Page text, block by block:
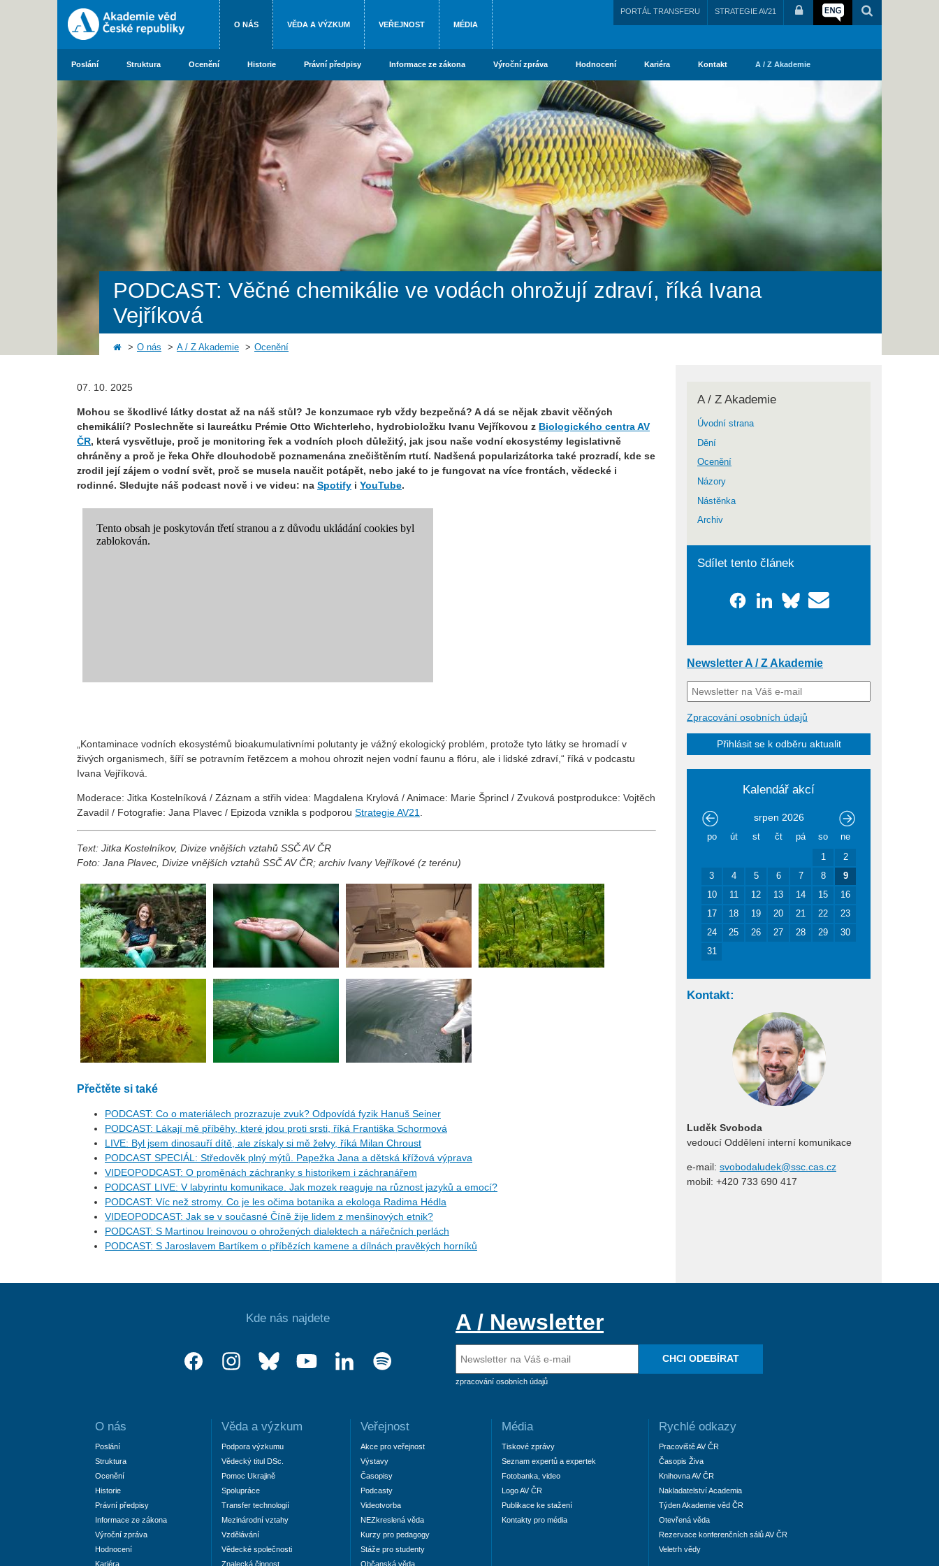
O NÁS VĚDA A VÝZKUM VEŘEJNOST MÉDIA
PORTÁL TRANSFERU STRATEGIE AV21
Poslání Struktura Ocenění Historie Právní předpisy Informace ze zákona Výroční zpráva Hodnocení Kariéra Kontakt A / Z Akademie
PODCAST: Věčné chemikálie ve vodách ohrožují zdraví, říká Ivana
Vejříková
O nás A / Z Akademie Ocenění
07. 10. 2025
Mohou se škodlivé látky dostat až na náš stůl? Je konzumace ryb vždy bezpečná? A dá se nějak zbavit věčných
chemikálií? Poslechněte si laureátku Prémie Otto Wichterleho, hydrobioložku Ivanu Vejříkovou z Biologického centra AV
ČR, která vysvětluje, proč je monitoring řek a vodních ploch důležitý, jak jsou naše vodní ekosystémy legislativně
chráněny a proč je řeka Ohře dlouhodobě poznamenána znečištěním rtutí. Nadšená popularizátorka také prozradí, kde se
zrodil její zájem o vodní svět, proč se musela naučit potápět, nebo jaké to je fungovat na více frontách, vědecké i
rodinné. Sledujte náš podcast nově i ve videu: na Spotify i YouTube.
„Kontaminace vodních ekosystémů bioakumulativními polutanty je vážný ekologický problém, protože tyto látky se hromadí v
živých organismech, šíří se potravním řetězcem a mohou ohrozit nejen vodní faunu a flóru, ale i lidské zdraví,“ říká v podcastu
Ivana Vejříková.
Moderace: Jitka Kostelníková / Záznam a střih videa: Magdalena Krylová / Animace: Marie Šprincl / Zvuková postprodukce: Vojtěch
Zavadil / Fotografie: Jana Plavec / Epizoda vznikla s podporou ⁠Strategie AV21⁠.
Text: Jitka Kostelníkov, Divize vnějších vztahů SSČ AV ČR
Foto: Jana Plavec, Divize vnějších vztahů SSČ AV ČR; archiv Ivany Vejříkové (z terénu)
Přečtěte si také
PODCAST: Co o materiálech prozrazuje zvuk? Odpovídá fyzik Hanuš Seiner
PODCAST: Lákají mě příběhy, které jdou proti srsti, říká Františka Schormová
LIVE: Byl jsem dinosauří dítě, ale získaly si mě želvy, říká Milan Chroust
PODCAST SPECIÁL: Středověk plný mýtů. Papežka Jana a dětská křížová výprava
VIDEOPODCAST: O proměnách záchranky s historikem i záchranářem
PODCAST LIVE: V labyrintu komunikace. Jak mozek reaguje na různost jazyků a emocí?
PODCAST: Víc než stromy. Co je les očima botanika a ekologa Radima Hédla
VIDEOPODCAST: Jak se v současné Číně žije lidem z menšinových etnik?
PODCAST: S Martinou Ireinovou o ohrožených dialektech a nářečních perlách
PODCAST: S Jaroslavem Bartíkem o příbězích kamene a dílnách pravěkých horníků
A / Z Akademie
Úvodní strana
Dění
Ocenění
Názory
Nástěnka
Archiv
Sdílet tento článek
Newsletter A / Z Akademie
Zpracování osobních údajů
Přihlásit se k odběru aktualit
Kalendář akcí
srpen 2026
po út st čt pá so ne
1
2
3
4 5 6 7 8
9
10
11 12 13 14 15
16
17
18 19 20 21 22
23
24
25 26 27 28 29
30
31
Kontakt:
Luděk Svoboda
vedoucí Oddělení interní komunikace
e-mail: svobodaludek@ssc.cas.cz
mobil: +420 733 690 417
Kde nás najdete A / Newsletter
zpracování osobních údajů
CHCI ODEBÍRAT
O nás
Poslání
Struktura
Ocenění
Historie
Právní předpisy
Informace ze zákona
Výroční zpráva
Hodnocení
Kariéra
Věda a výzkum
Podpora výzkumu
Vědecký titul DSc.
Pomoc Ukrajině
Spolupráce
Transfer technologií
Mezinárodní vztahy
Vzdělávání
Vědecké společnosti
Znalecká činnost
Veřejnost
Akce pro veřejnost
Výstavy
Časopisy
Podcasty
Videotvorba
NEZkreslená věda
Kurzy pro pedagogy
Stáže pro studenty
Občanská věda
Média
Tiskové zprávy
Seznam expertů a expertek
Fotobanka, video
Logo AV ČR
Publikace ke stažení
Kontakty pro média
Rychlé odkazy
Pracoviště AV ČR
Časopis Živa
Knihovna AV ČR
Nakladatelství Academia
Týden Akademie věd ČR
Otevřená věda
Rezervace konferenčních sálů AV ČR
Veletrh vědy